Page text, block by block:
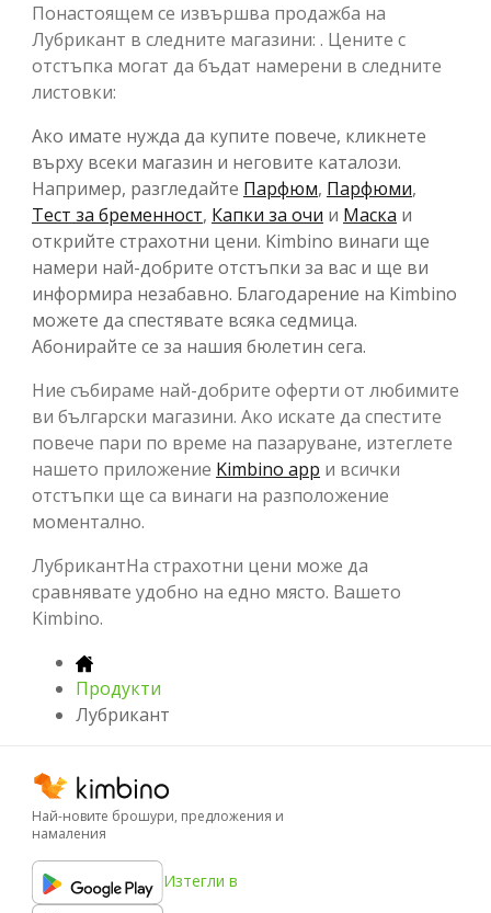
Понастоящем се извършва продажба на
Лубрикант в следните магазини: . Цените с
отстъпка могат да бъдат намерени в следните
листовки:
Ако имате нужда да купите повече, кликнете
върху всеки магазин и неговите каталози.
Например, разгледайте Парфюм, Парфюми,
Тест за бременност, Капки за очи и Маска и
открийте страхотни цени. Kimbino винаги ще
намери най-добрите отстъпки за вас и ще ви
информира незабавно. Благодарение на Kimbino
можете да спестявате всяка седмица.
Абонирайте се за нашия бюлетин сега.
Ние събираме най-добрите оферти от любимите
ви български магазини. Ако искате да спестите
повече пари по време на пазаруване, изтеглете
нашето приложение Kimbino app и всички
отстъпки ще са винаги на разположение
моментално.
ЛубрикантНа страхотни цени може да
сравнявате удобно на едно място. Вашето
Kimbino.
Продукти
Лубрикант
Най-новите брошури, предложения и
намаления
Изтегли в